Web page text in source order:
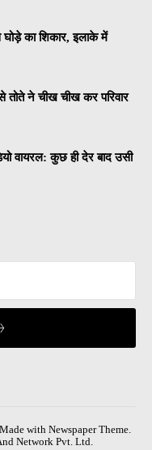
घोड़े का शिकार, इलाके में
तोते ने चीख चीख कर परिवार
वायरल: कुछ ही देर बाद उसी
with Newspaper Theme.
Network Pvt. Ltd.